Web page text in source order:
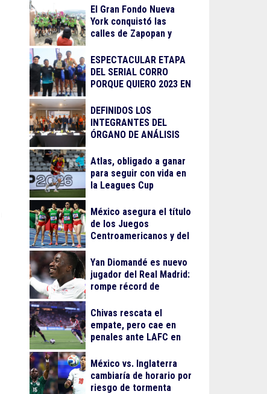
El Gran Fondo Nueva
York conquistó las
calles de Zapopan y
ESPECTACULAR ETAPA
DEL SERIAL CORRO
PORQUE QUIERO 2023 EN
OBLATOS
DEFINIDOS LOS
INTEGRANTES DEL
ÓRGANO DE ANÁLISIS
RECONOCIMIENTO AL
MÉRITO DEPORTIVO
2023
Atlas, obligado a ganar
para seguir con vida en
la Leagues Cup
México asegura el título
de los Juegos
Centroamericanos y del
Yan Diomandé es nuevo
jugador del Real Madrid:
rompe récord de
Ronaldo
Chivas rescata el
empate, pero cae en
penales ante LAFC en
Cup
México vs. Inglaterra
cambiaría de horario por
riesgo de tormenta